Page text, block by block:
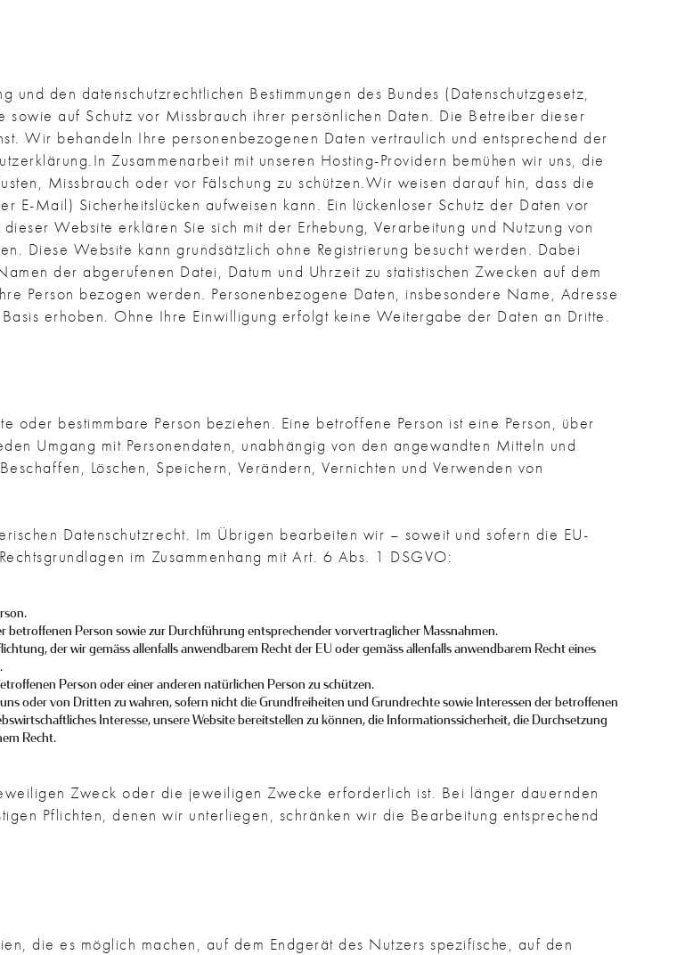
und den datenschutzrechtlichen Bestimmungen des Bundes (Datenschutzgesetz,
sowie auf Schutz vor Missbrauch ihrer persönlichen Daten. Die Betreiber dieser
Wir behandeln Ihre personenbezogenen Daten vertraulich und entsprechend der
Zusammenarbeit mit unseren Hosting-Providern bemühen wir uns, die
Missbrauch oder vor Fälschung zu schützen.Wir weisen darauf hin, dass die
E-Mail) Sicherheitslücken aufweisen kann. Ein lückenloser Schutz der Daten vor
Website erklären Sie sich mit der Erhebung, Verarbeitung und Nutzung von
Diese Website kann grundsätzlich ohne Registrierung besucht werden. Dabei
der abgerufenen Datei, Datum und Uhrzeit zu statistischen Zwecken auf dem
Person bezogen werden. Personenbezogene Daten, insbesondere Name, Adresse
erhoben. Ohne Ihre Einwilligung erfolgt keine Weitergabe der Daten an Dritte.
oder bestimmbare Person beziehen. Eine betroffene Person ist eine Person, über
Umgang mit Personendaten, unabhängig von den angewandten Mitteln und
Löschen, Speichern, Verändern, Vernichten und Verwenden von
Datenschutzrecht. Im Übrigen bearbeiten wir – soweit und sofern die EU-
im Zusammenhang mit Art. 6 Abs. 1 DSGVO:
Person sowie zur Durchführung entsprechender vorvertraglicher Massnahmen.
der wir gemäss allenfalls anwendbarem Recht der EU oder gemäss allenfalls anwendbarem Recht eines
Person oder einer anderen natürlichen Person zu schützen.
oder von Dritten zu wahren, sofern nicht die Grundfreiheiten und Grundrechte sowie Interessen der betroffenen
Interesse, unsere Website bereitstellen zu können, die Informationssicherheit, die Durchsetzung
Recht.
Zweck oder die jeweiligen Zwecke erforderlich ist. Bei länger dauernden
Pflichten, denen wir unterliegen, schränken wir die Bearbeitung entsprechend
die es möglich machen, auf dem Endgerät des Nutzers spezifische, auf den